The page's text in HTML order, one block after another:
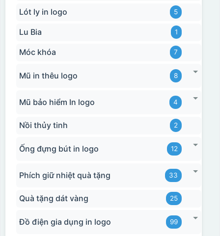
Lót ly in logo 5
Lu Bia 1
Móc khóa 7
Mũ in thêu logo 8
Mũ bảo hiểm In logo 4
Nồi thủy tinh 2
Ống đựng bút in logo 12
Phích giữ nhiệt quà tặng 33
Quà tặng dát vàng 25
Đồ điện gia dụng in logo 99